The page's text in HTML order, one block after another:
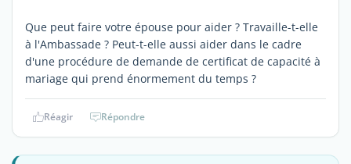
Que peut faire votre épouse pour aider ? Travaille-t-elle
à l'Ambassade ? Peut-t-elle aussi aider dans le cadre
d'une procédure de demande de certificat de capacité à
mariage qui prend énormement du temps ?
Réagir Répondre